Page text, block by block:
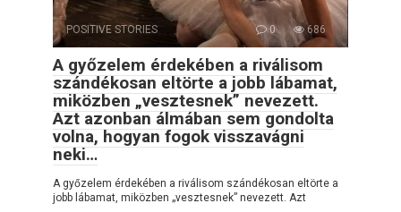
POSITIVE STORIES 0 686
A győzelem érdekében a riválisom
szándékosan eltörte a jobb lábamat,
miközben „vesztesnek” nevezett.
Azt azonban álmában sem gondolta
volna, hogyan fogok visszavágni
neki…
A győzelem érdekében a riválisom szándékosan eltörte a
jobb lábamat, miközben „vesztesnek” nevezett. Azt